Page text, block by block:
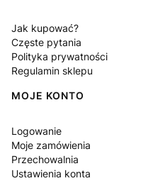
Jak kupować?
Częste pytania
Polityka prywatności
Regulamin sklepu
MOJE KONTO
Logowanie
Moje zamówienia
Przechowalnia
Ustawienia konta